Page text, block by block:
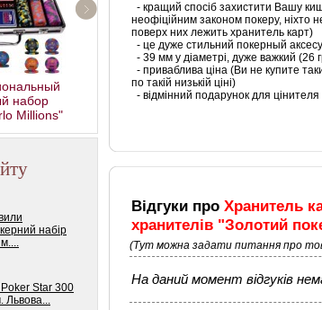
Профессиональный
покерный набор
"Poker Star" 500
набір
Star 300
Львова...
- кращий спосіб захистити Вашу
неофіційним законом покеру, ніхто
поверх них лежить хранитель карт)
- це дуже стильний покерный
- 39 мм у діаметрі, дуже важкий (26
- приваблива ціна (Ви не купите
по такій низькій ціні)
- відмінний подарунок для цінителя
Відгуки про Хранитель
хранителів "Золотий
(Тут можна задати питання про
На даний момент відгуків